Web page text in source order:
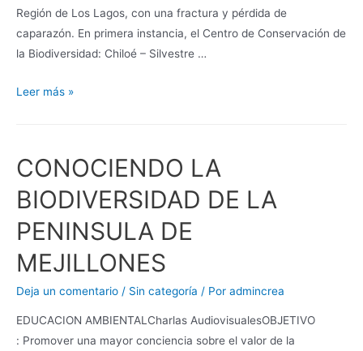
Región de Los Lagos, con una fractura y pérdida de
caparazón. En primera instancia, el Centro de Conservación de
la Biodiversidad: Chiloé – Silvestre …
Leer más »
CONOCIENDO LA
BIODIVERSIDAD DE LA
PENINSULA DE
MEJILLONES
Deja un comentario / Sin categoría / Por admincrea
EDUCACION AMBIENTALCharlas AudiovisualesOBJETIVO
: Promover una mayor conciencia sobre el valor de la